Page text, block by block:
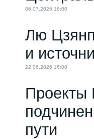
06.07.2026 18:00
Лю
и
22.06.2026 16:00
пути